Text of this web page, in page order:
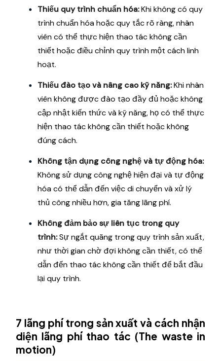
Thiếu quy trình chuẩn hóa:Khi không có quy
trình chuẩn hóa hoặc quy tắc rõ ràng, nhân
viên có thể thực hiện thao tác không cần
thiết hoặc điều chỉnh quy trình một cách linh
hoạt.
Thiếu đào tạo và nâng cao kỹ năng:Khi nhân
viên không được đào tạo đầy đủ hoặc không
cập nhật kiến thức và kỹ năng, họ có thể thực
hiện thao tác không cần thiết hoặc không
đúng cách.
Không tận dụng công nghệ và tự động hóa:
Không sử dụng công nghệ hiện đại và tự động
hóa có thể dẫn đến việc di chuyển và xử lý
thủ công nhiều hơn, gia tăng lãng phí.
Không đảm bảo sự liên tục trong quy
trình:Sự ngắt quãng trong quy trình sản xuất,
như thời gian chờ đợi không cần thiết, có thể
dẫn đến thao tác không cần thiết để bắt đầu
lại quy trình.
7 lãng phí trong sản xuất và cách nhận
diện lãng phí thao tác (The waste in
motion)